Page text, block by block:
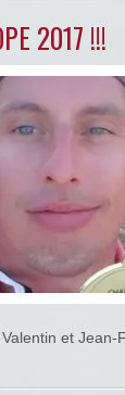
2017 !!!
et